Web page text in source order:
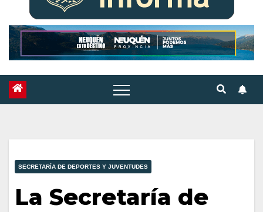
SECRETARÍA DE DEPORTES Y JUVENTUDES
La Secretaría de